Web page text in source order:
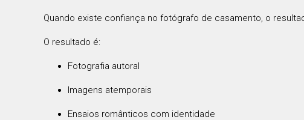
Quando existe confiança no fotógrafo de casamento, o
O resultado é:
Fotografia autoral
Imagens atemporais
Ensaios românticos com identidade